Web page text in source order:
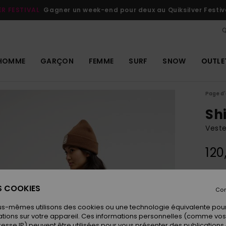
FESTIVAL Gagner un week-end pour deux au Quiksilver
GARÇON FEMME SURF SNOW
Page
COOKIES
mêmes utilisons des cookies ou une technologie équivalente
sur votre appareil. Ces informations personnelles (comme